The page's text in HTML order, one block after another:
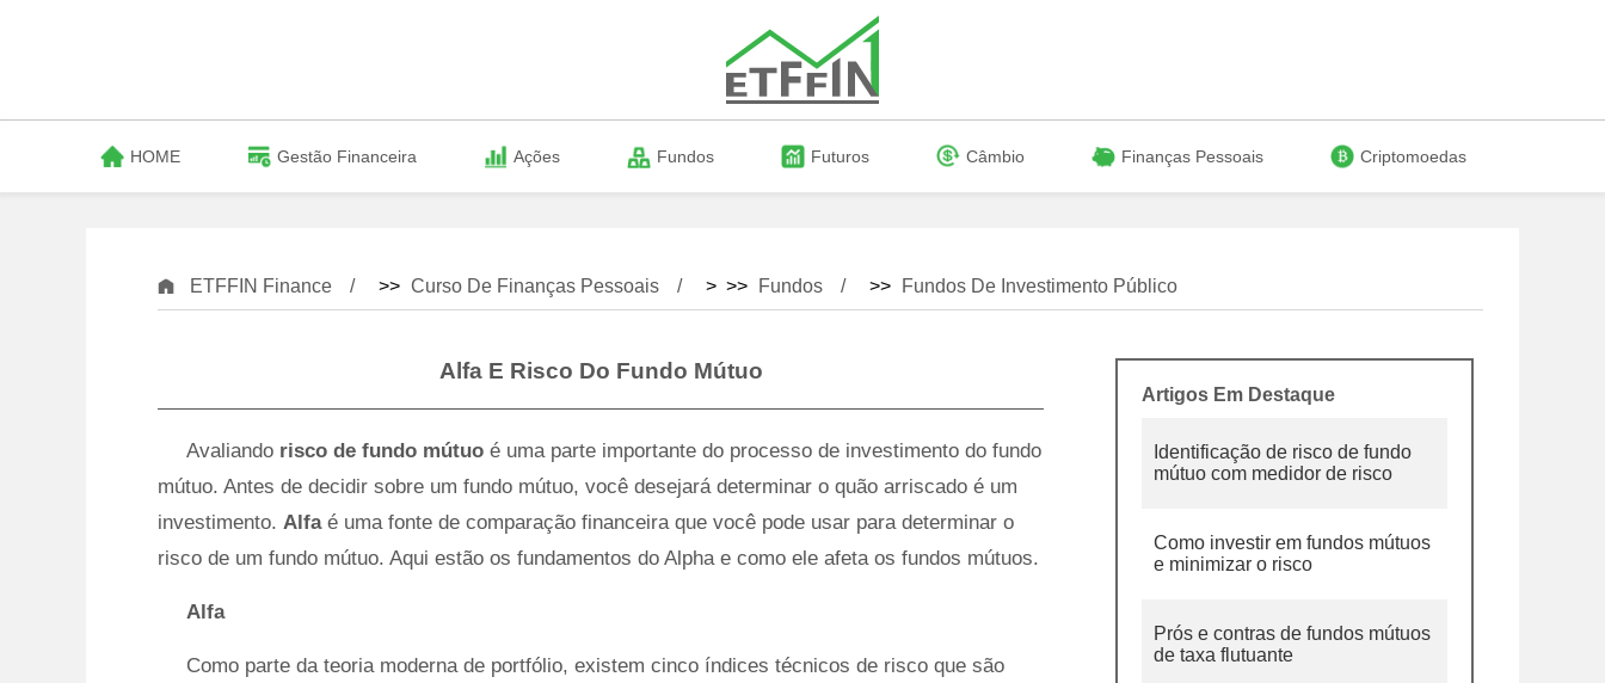
HOME Gestão Financeira Ações Fundos Futuros Câmbio Finanças Pessoais Criptomoedas
ETFFIN Finance >> Curso De Finanças Pessoais > >> Fundos >> Fundos De Investimento Público
Alfa E Risco Do Fundo Mútuo
Avaliando risco de fundo mútuo é uma parte importante do processo de investimento do fundo
mútuo. Antes de decidir sobre um fundo mútuo, você desejará determinar o quão arriscado é um
investimento. Alfa é uma fonte de comparação financeira que você pode usar para determinar o
risco de um fundo mútuo. Aqui estão os fundamentos do Alpha e como ele afeta os fundos mútuos.
Alfa
Como parte da teoria moderna de portfólio, existem cinco índices técnicos de risco que são
Artigos Em Destaque
Identificação de risco de fundo
mútuo com medidor de risco
Como investir em fundos mútuos
e minimizar o risco
Prós e contras de fundos mútuos
de taxa flutuante